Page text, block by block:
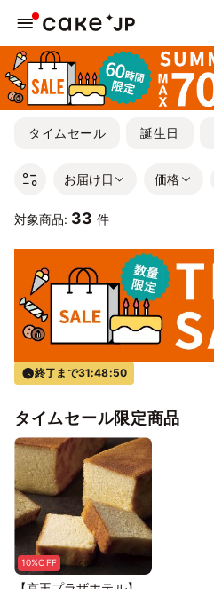
タイムセール 誕生日
お届け日 価格
対象商品: 33 件
終了まで31:48:49
タイムセール限定商品
10%OFF